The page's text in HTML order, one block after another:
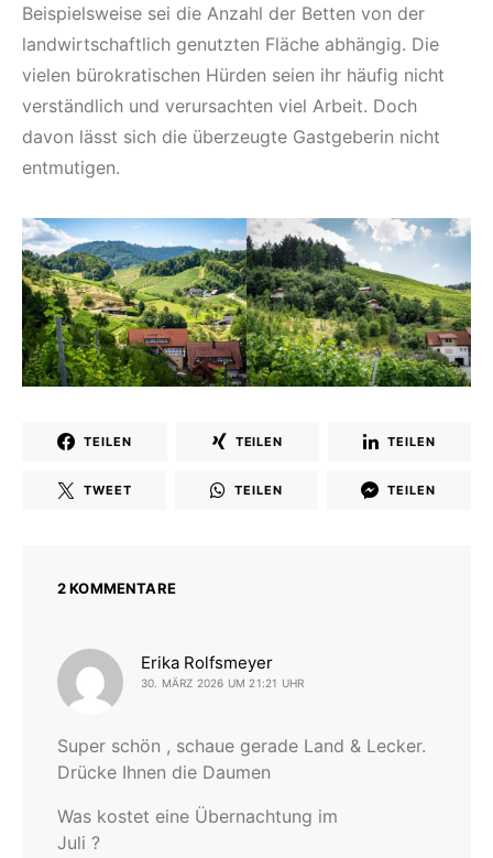
Beispielsweise sei die Anzahl der Betten von der
landwirtschaftlich genutzten Fläche abhängig. Die
vielen bürokratischen Hürden seien ihr häufig nicht
verständlich und verursachten viel Arbeit. Doch
davon lässt sich die überzeugte Gastgeberin nicht
entmutigen.
TEILEN TEILEN TEILEN
TWEET TEILEN TEILEN
2 KOMMENTARE
Erika Rolfsmeyer
30. MÄRZ 2026 UM 21:21 UHR
Super schön , schaue gerade Land & Lecker.
Drücke Ihnen die Daumen
Was kostet eine Übernachtung im
Juli ?